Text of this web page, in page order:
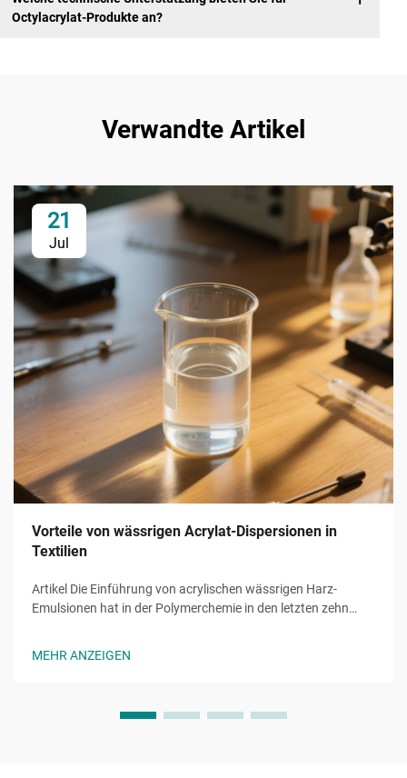
Octylacrylat-Produkte an?
Verwandte Artikel
21
Jul
Vorteile von wässrigen Acrylat-Dispersionen in
Textilien
Artikel Die Einführung von acrylischen wässrigen Harz-
Emulsionen hat in der Polymerchemie in den letzten zehn
MEHR ANZEIGEN